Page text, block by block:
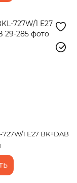
1 E27 BK+DAB